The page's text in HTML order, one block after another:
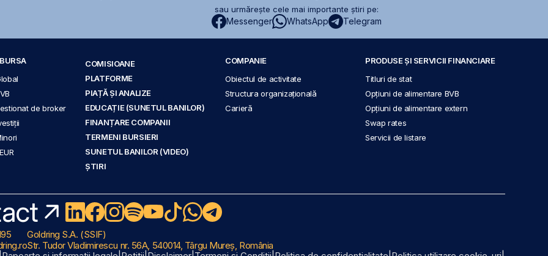
sau urmărește cele mai importante știri pe:
Messenger WhatsApp Telegram
de broker
COMISIOANE
PLATFORME
PIAȚĂ ȘI ANALIZE
EDUCAȚIE (SUNETUL BANILOR)
FINANȚARE COMPANII
TERMENI BURSIERI
SUNETUL BANILOR (VIDEO)
ȘTIRI
COMPANIE
Obiectul de activitate
Structura organizațională
Carieră
PRODUSE ȘI SERVICII FINANCIARE
Titluri de stat
Opțiuni de alimentare BVB
Opțiuni de alimentare extern
Swap rates
Servicii de listare
Goldring S.A. (SSIF)
Str. Tudor Vladimirescu nr. 56A, 540014, Târgu Mureș, România